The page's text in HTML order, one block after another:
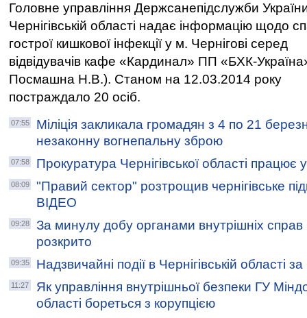
Головне управління Держсанепідслужби
Чернігівській області надає інформацію щодо
гострої кишкової інфекції у м. Чернігові серед
відвідувачів кафе «Кардинал» ПП «БХК-
Посмашна Н.В.). Станом на 12.03.2014 року
постраждало 20 осіб.
07:55
Міліція закликала громадян з 4 по 21
незаконну вогнепальну зброю
07:58 Прокуратура Чернігівської області
08:09
"Правий сектор" розтрощив чернігівське
ВІДЕО
09:28
За минулу добу органами внутрішніх справ
розкрито
09:35 Надзвичайні події в Чернігівській області
11:27
Як управління внутрішньої безпеки ГУ
області бореться з корупцією